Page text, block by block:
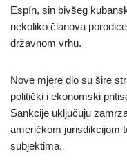
Espín, sin bivšeg
nekoliko članova
državnom vrhu.
Nove mjere dio su šire
politički i ekonomski
Sankcije uključuju
američkom jurisdikcijom
subjektima.